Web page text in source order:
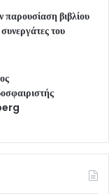
βιβλίου
του